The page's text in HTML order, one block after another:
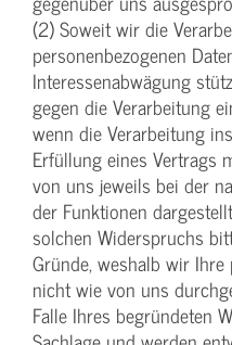
(2) Soweit wir die
personenbezogenen
Interessenabwägung
gegen die Verarbeitung
wenn die Verarbeitung
Erfüllung eines Vertrags
von uns jeweils bei der
der Funktionen
solchen Widerspruchs
Gründe, weshalb wir
nicht wie von uns
Falle Ihres begründeten